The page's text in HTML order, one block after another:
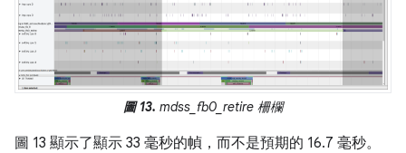
圖 13. mdss_fb0_retire 柵欄
圖 13 顯示了顯示 33 毫秒的幀，而不是預期的 16.7 毫秒。